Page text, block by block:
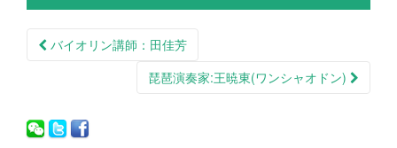
投稿ナビゲーション
バイオリン講師：田佳芳
琵琶演奏家:王暁東(ワンシャオドン)